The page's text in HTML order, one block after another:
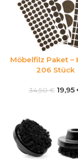
Möbelfilz Paket –
206 Stück
34,50€ 19,95